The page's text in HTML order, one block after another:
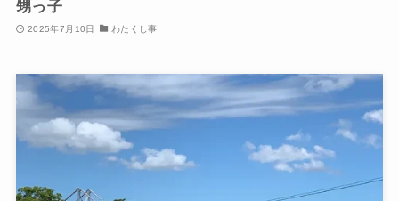
甥っ子
2025年7月10日 わたくし事